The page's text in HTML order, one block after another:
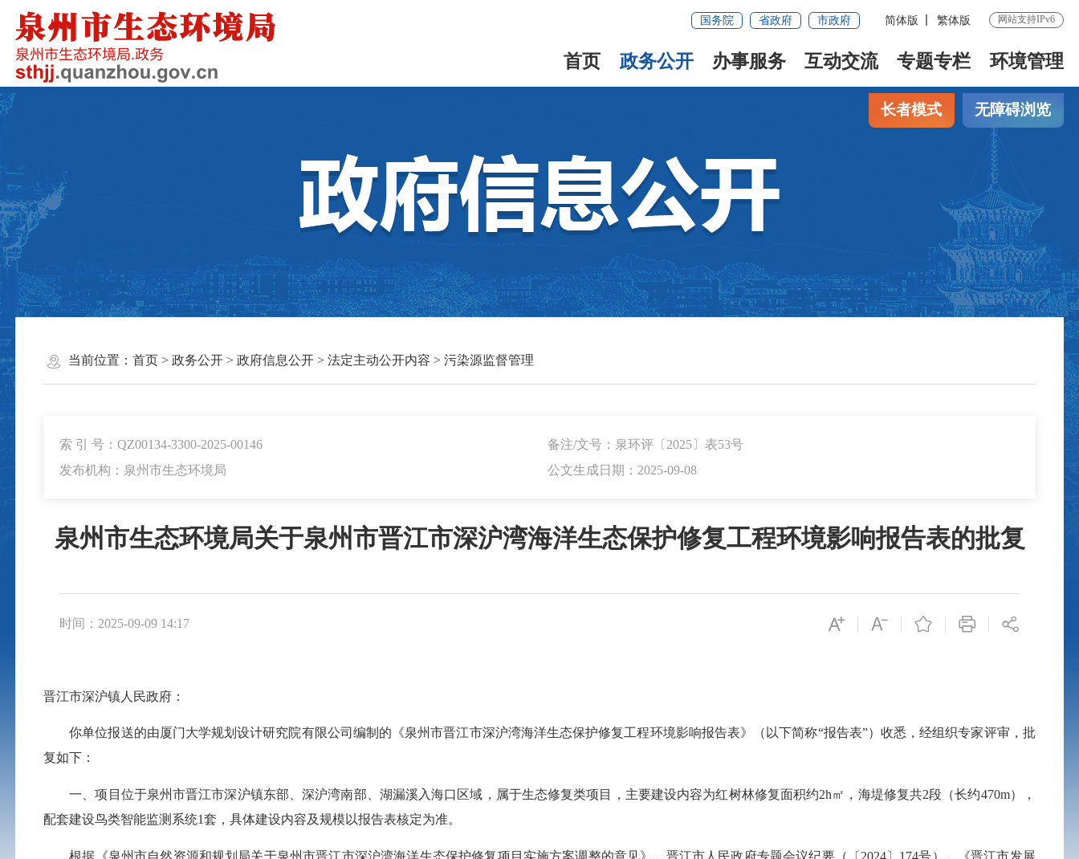
国务院 省政府 市政府 简体版 繁体版 网站支持IPv6
首页 政务公开 办事服务 互动交流 专题专栏 环境管理
长者模式 无障碍浏览
当前位置： 首页> 政务公开> 政府信息公开> 法定主动公开内容 > 污染源监督管理
索 引 号：QZ00134-3300-2025-00146
备注/文号：泉环评〔2025〕表53号
发布机构：泉州市生态环境局
公文生成日期：2025-09-08
泉州市生态环境局关于泉州市晋江市深沪湾海洋生态保护修复工程环境影响报告表的批复
时间：2025-09-09 14:17
晋江市深沪镇人民政府：
你单位报送的由厦门大学规划设计研究院有限公司编制的《泉州市晋江市深沪湾海洋生态保护修复工程环境影响报告表》（以下简称“报告表”）收悉，经组织专家评审，批
复如下：
一、项目位于泉州市晋江市深沪镇东部、深沪湾南部 湖漏溪入海口区域，属于生态修复类项目，主要建设内容为红树林修复面积约2h㎡，海堤修复共2段（长约470m），
配套建设鸟类智能监测系统1套，具体建设内容及规模以报告表核定为准。
根据《泉州市自然资源和规划局关于泉州市晋江市深沪湾海洋生态保护修复项目实施方案调整的意见》、晋江市人民政府专题会议纪要（〔 2024〕174号）、《晋江市发展